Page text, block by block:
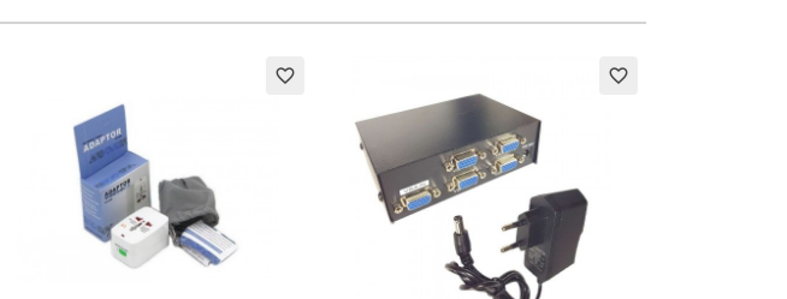
favorite_border favorite_border